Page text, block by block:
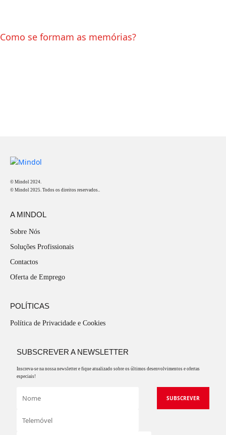
Como se formam as memórias?
© Mindol 2024.
© Mindol 2025. Todos os direitos reservados..
A MINDOL
Sobre Nós
Soluções Profissionais
Contactos
Oferta de Emprego
POLÍTICAS
Política de Privacidade e Cookies
SUBSCREVER A NEWSLETTER
Inscreva-se na nossa newsletter e fique atualizado sobre os últimos desenvolvimentos e ofertas
especiais!